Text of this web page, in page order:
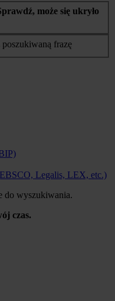
może się ukryło
frazę
Legalis, LEX, etc.)
do wyszukiwania.
czas.